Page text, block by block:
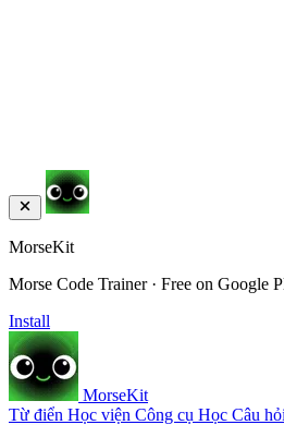
MorseKit
Morse Code Trainer · Free on Google
Install
MorseKit
Từ điển Học viện Công cụ Học Câu